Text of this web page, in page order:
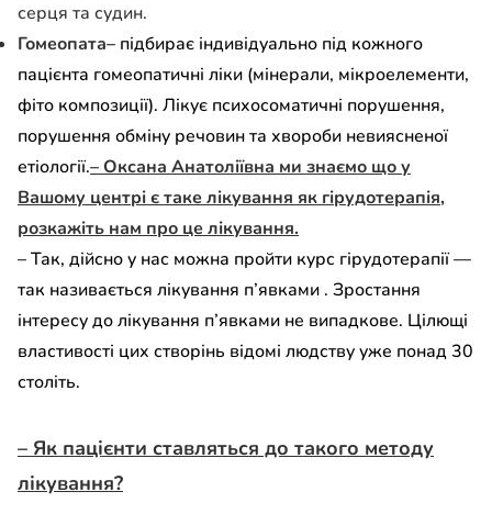
серця та судин.
Гомеопата– підбирає індивідуально під кожного
пацієнта гомеопатичні ліки (мінерали, мікроелементи,
фіто композиції). Лікує психосоматичні порушення,
порушення обміну речовин та хвороби невиясненої
етіології.– Оксана Анатоліївна ми знаємо що у
Вашому центрі є таке лікування як гірудотерапія,
розкажіть нам про це лікування.
– Так, дійсно у нас можна пройти курс гірудотерапії —
так називається лікування п’явками . Зростання
інтересу до лікування п’явками не випадкове. Цілющі
властивості цих створінь відомі людству уже понад 30
століть.
– Як пацієнти ставляться до такого методу
лікування?